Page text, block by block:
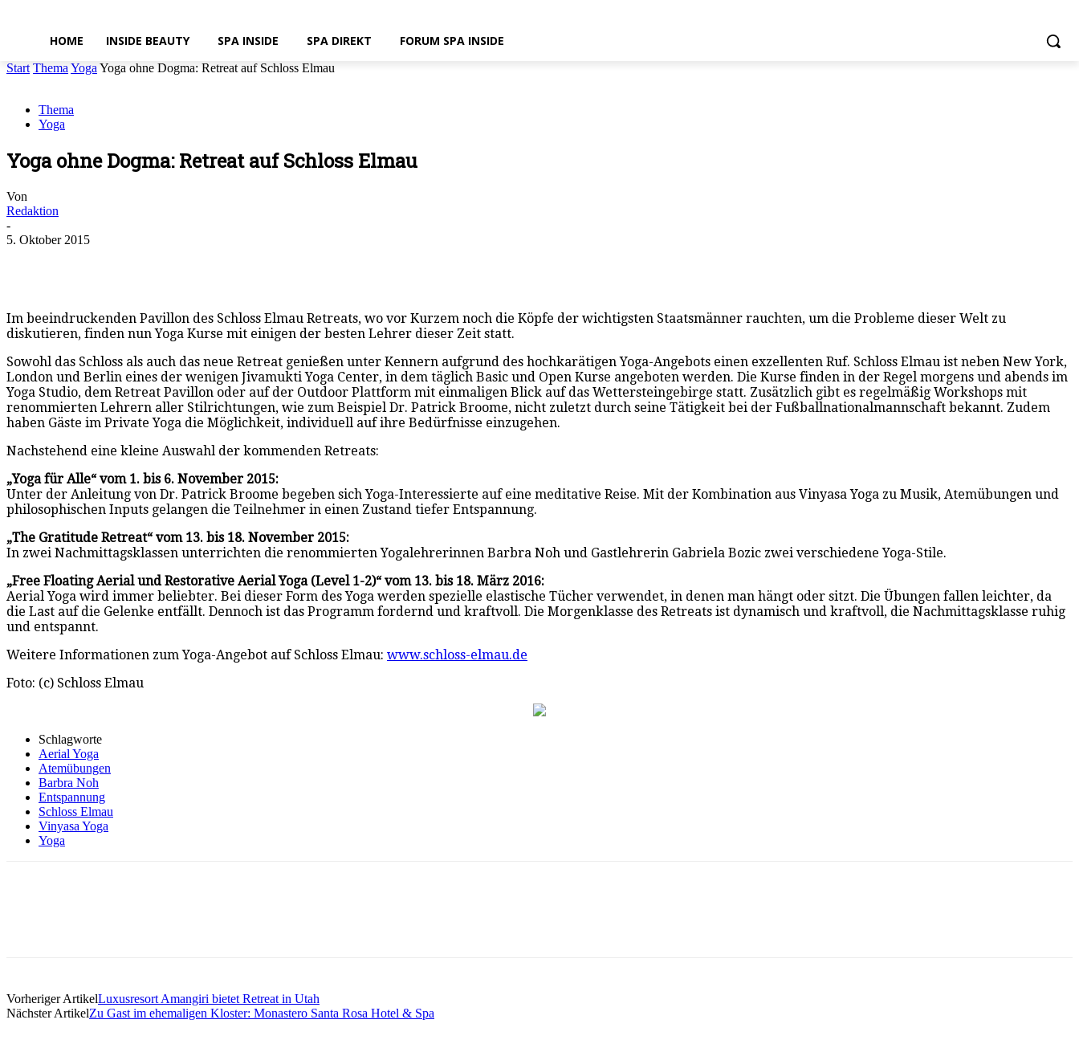
HOME INSIDE BEAUTY SPA INSIDE SPA DIREKT FORUM SPA INSIDE
Start Thema Yoga Yoga ohne Dogma: Retreat auf Schloss Elmau
Thema
Yoga
Yoga ohne Dogma: Retreat auf Schloss Elmau
Von
Redaktion
-
5. Oktober 2015
Im beeindruckenden Pavillon des Schloss Elmau Retreats, wo vor Kurzem noch die Köpfe der wichtigsten Staatsmänner rauchten, um die Probleme dieser Welt zu
diskutieren, finden nun Yoga Kurse mit einigen der besten Lehrer dieser Zeit statt.
Sowohl das Schloss als auch das neue Retreat genießen unter Kennern aufgrund des hochkarätigen Yoga-Angebots einen exzellenten Ruf. Schloss Elmau ist neben New York,
London und Berlin eines der wenigen Jivamukti Yoga Center, in dem täglich Basic und Open Kurse angeboten werden. Die Kurse finden in der Regel morgens und abends im
Yoga Studio, dem Retreat Pavillon oder auf der Outdoor Plattform mit einmaligen Blick auf das Wettersteingebirge statt. Zusätzlich gibt es regelmäßig Workshops mit
renommierten Lehrern aller Stilrichtungen, wie zum Beispiel Dr. Patrick Broome, nicht zuletzt durch seine Tätigkeit bei der Fußballnationalmannschaft bekannt. Zudem
haben Gäste im Private Yoga die Möglichkeit, individuell auf ihre Bedürfnisse einzugehen.
Nachstehend eine kleine Auswahl der kommenden Retreats:
„Yoga für Alle“ vom 1. bis 6. November 2015:
Unter der Anleitung von Dr. Patrick Broome begeben sich Yoga-Interessierte auf eine meditative Reise. Mit der Kombination aus Vinyasa Yoga zu Musik, Atemübungen und
philosophischen Inputs gelangen die Teilnehmer in einen Zustand tiefer Entspannung.
„The Gratitude Retreat“ vom 13. bis 18. November 2015:
In zwei Nachmittagsklassen unterrichten die renommierten Yogalehrerinnen Barbra Noh und Gastlehrerin Gabriela Bozic zwei verschiedene Yoga-Stile.
„Free Floating Aerial und Restorative Aerial Yoga (Level 1-2)“ vom 13. bis 18. März 2016:
Aerial Yoga wird immer beliebter. Bei dieser Form des Yoga werden spezielle elastische Tücher verwendet, in denen man hängt oder sitzt. Die Übungen fallen leichter, da
die Last auf die Gelenke entfällt. Dennoch ist das Programm fordernd und kraftvoll. Die Morgenklasse des Retreats ist dynamisch und kraftvoll, die Nachmittagsklasse ruhig
und entspannt.
Weitere Informationen zum Yoga-Angebot auf Schloss Elmau: www.schloss-elmau.de
Foto: (c) Schloss Elmau
Schlagworte
Aerial Yoga
Atemübungen
Barbra Noh
Entspannung
Schloss Elmau
Vinyasa Yoga
Yoga
Vorheriger ArtikelLuxusresort Amangiri bietet Retreat in Utah
Nächster ArtikelZu Gast im ehemaligen Kloster: Monastero Santa Rosa Hotel & Spa